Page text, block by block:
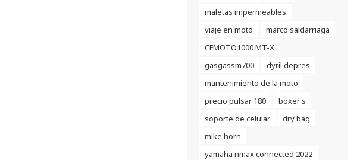
maletas impermeables
viaje en moto
marco saldarriaga
CFMOTO1000 MT-X
gasgassm700
dyril depres
mantenimiento de la moto
precio pulsar 180
boxer s
soporte de celular
dry bag
mike horn
yamaha nmax connected 2022